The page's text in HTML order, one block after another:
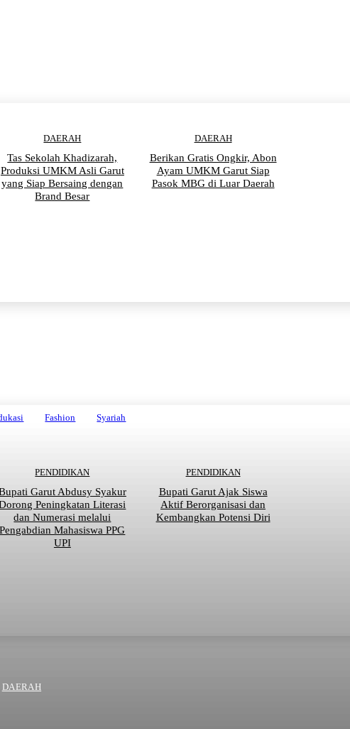
DAERAH
Tas Sekolah Khadizarah,
Produksi UMKM Asli Garut
yang Siap Bersaing dengan
Brand Besar
DAERAH
Berikan Gratis Ongkir, Abon
Ayam UMKM Garut Siap
Pasok MBG di Luar Daerah
Fashion Syariah
PENDIDIKAN
Garut Abdusy Syakur
Peningkatan Literasi
dan Numerasi melalui
Pengabdian Mahasiswa PPG
UPI
PENDIDIKAN
Bupati Garut Ajak Siswa
Aktif Berorganisasi dan
Kembangkan Potensi Diri
DAERAH